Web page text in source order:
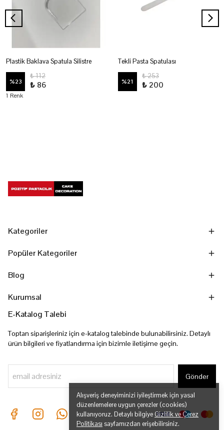
Alışveriş deneyiminizi iyileştirmek için yasal
düzenlemelere uygun çerezler (cookies)
kullanıyoruz. Detaylı bilgiye Gizlilik ve Çerez
Politikası sayfamızdan erişebilirsiniz.
Plastik Baklava Spatula Silistre
%23
₺ 112
₺ 86
1 Renk
Tekli Pasta Spatulası
%21
₺ 253
₺ 200
Kategoriler
Popüler Kategoriler
Blog
Kurumsal
E-Katalog Talebi
Toptan siparişleriniz için e-katalog talebinde bulunabilirsiniz. Detaylı
ürün bilgileri ve fiyatlandırma için bizimle iletişime geçin.
Gönder